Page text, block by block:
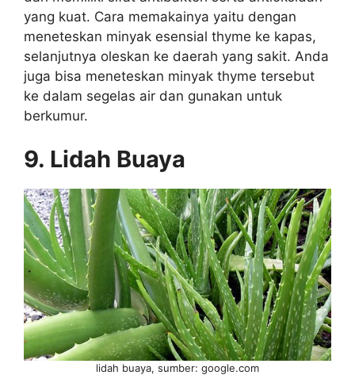
yang kuat. Cara memakainya yaitu dengan
meneteskan minyak esensial thyme ke kapas,
selanjutnya oleskan ke daerah yang sakit. Anda
juga bisa meneteskan minyak thyme tersebut
ke dalam segelas air dan gunakan untuk
berkumur.
9. Lidah Buaya
lidah buaya, sumber: google.com